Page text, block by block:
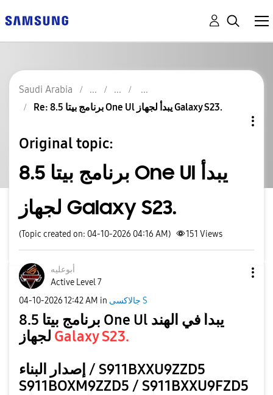
Saudi Arabia
Re: برنامج بيتا 8.5 One Ul يبدأ لجهاز Galaxy S23.
Original topic:
برنامج بيتا 8.5 One Ul يبدأ
لجهاز Galaxy S23.
(Topic created on: 04-10-2026 04:16 AM) 151 Views
أبوعليه
Active Level 7
‎04-10-202612:42 AM in جالاكسى S
برنامج بيتا 8.5 One Ul يبدأ في الهند
Galaxy S23.
إصدار البناء / S911BXXU9ZZD5
S911BOXM9ZZD5 / S911BXXU9FZD5